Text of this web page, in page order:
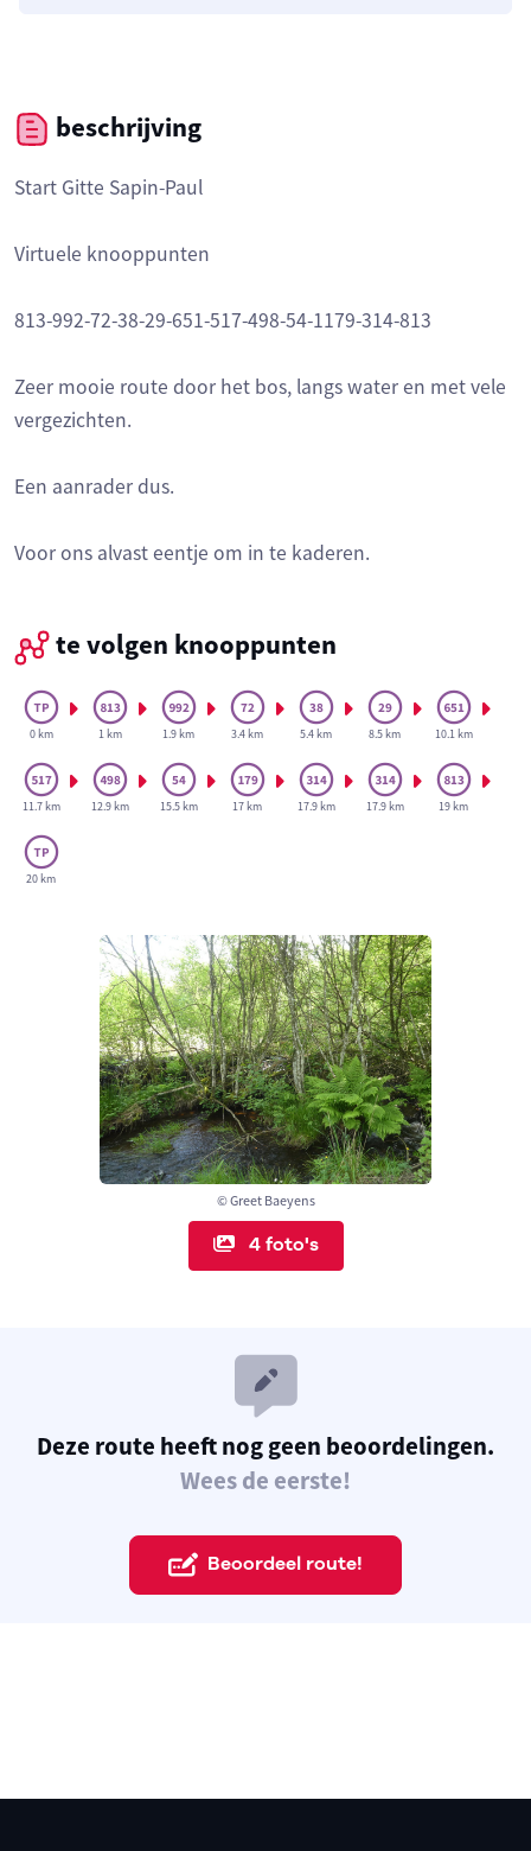
© Greet Baeyens
4 foto's
beschrijving
Start Gitte Sapin-Paul
Virtuele knooppunten
813-992-72-38-29-651-517-498-54-1179-314-813
Zeer mooie route door het bos, langs water en met vele
vergezichten.
Een aanrader dus.
Voor ons alvast eentje om in te kaderen.
te volgen knooppunten
0 km 1 km 1.9 km 3.4 km 5.4 km 8.5 km 10.1 km
11.7 km 12.9 km 15.5 km 17 km 17.9 km 17.9 km 19 km
20 km
Deze route heeft nog geen beoordelingen.
Wees de eerste!
Beoordeel route!